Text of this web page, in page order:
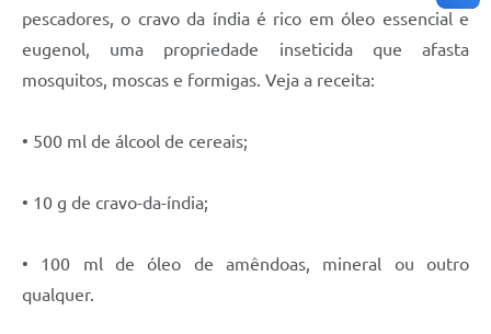
pescadores, o cravo da índia é rico em óleo essencial e
eugenol, uma propriedade inseticida que afasta
mosquitos, moscas e formigas. Veja a receita:
• 500 ml de álcool de cereais;
• 10 g de cravo-da-índia;
• 100 ml de óleo de amêndoas, mineral ou outro
qualquer.